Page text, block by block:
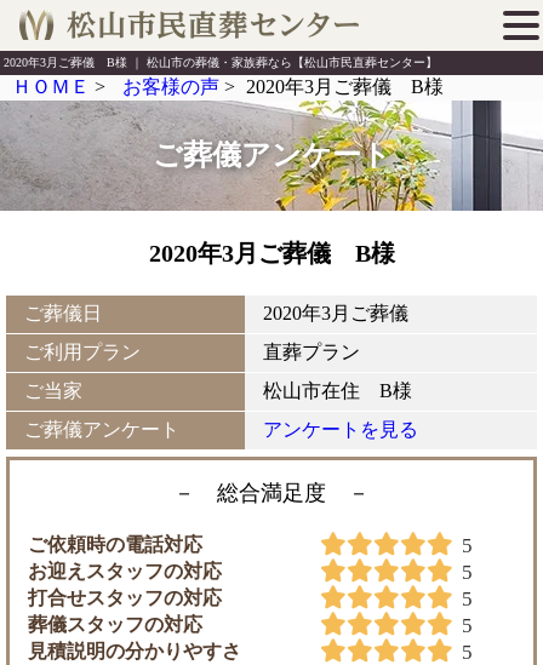
2020年3月ご葬儀 B様 ｜ 松山市の葬儀・家族葬なら【松山市民直葬センター】
ＨＯＭＥ > お客様の声 > 2020年3月ご葬儀 B様
ご葬儀アンケート
2020年3月ご葬儀 B様
ご葬儀日
2020年3月ご葬儀
ご利用プラン
直葬プラン
ご当家
松山市在住 B様
ご葬儀アンケート
アンケートを見る
－ 総合満足度 －
ご依頼時の電話対応 5
お迎えスタッフの対応 5
打合せスタッフの対応 5
葬儀スタッフの対応 5
見積説明の分かりやすさ 5